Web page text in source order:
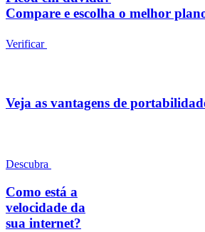
Compare e escolha o melhor
Verificar
Veja as vantagens de
Descubra
Como está a
velocidade da
sua internet?